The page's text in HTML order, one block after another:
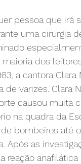
pessoa que irá
uma cirurgia
dos
a cantora
de varizes. Clara
causou muita
na quadra da
bombeiros até
Após as
reação